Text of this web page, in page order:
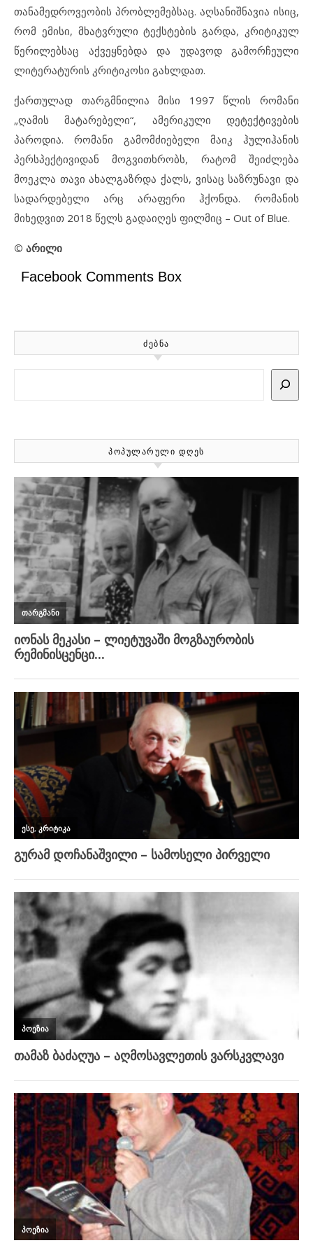
თანამედროვეობის პრობლემებსაც. აღსანიშნავია ისიც,
რომ ემისი, მხატვრული ტექსტების გარდა, კრიტიკულ
წერილებსაც აქვეყნებდა და უდავოდ გამორჩეული
ლიტერატურის კრიტიკოსი გახლდათ.
ქართულად თარგმნილია მისი 1997 წლის რომანი
„ღამის მატარებელი“, ამერიკული დეტექტივების
პაროდია. რომანი გამომძიებელი მაიკ ჰულიჰანის
პერსპექტივიდან მოგვითხრობს, რატომ შეიძლება
მოეკლა თავი ახალგაზრდა ქალს, ვისაც საზრუნავი და
სადარდებელი არც არაფერი ჰქონდა. რომანის
მიხედვით 2018 წელს გადაიღეს ფილმიც – Out of Blue.
© არილი
Facebook Comments Box
ᲫᲔᲑᲜᲐ
ᲞᲝᲞᲣᲚᲐᲠᲣᲚᲘ ᲓᲦᲔᲡ